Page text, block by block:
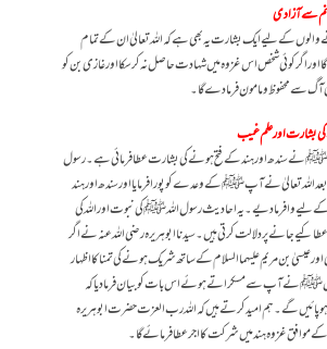
سے آزادی
کے لیے ایک بشارت یہ بھی ہے کہ اللہ تعالیٰ ان کے تمام
اور اگر کوئی شخص اس غزوہ میں شہادت حاصل نہ کر سکا اور غازی بن کو
کی آگ سے محفوظ و مامون فرمادے گا۔
بشارت اور علم غیب
ﷺ نے سندھ اور ہند کے فتح ہونے کی بشارت عطا فرمائی ہے۔ رسول
تعالیٰ نے آپ ﷺ کے وعدے کو پورا فرمایا اور سندھ اور ہند
وا فرما دیے۔ یہ احادیث رسول اللہ ﷺ کی نبوت اور اللہ کی
جانے پر دلالت کرتی ہیں۔ سیدنا ابو ہریرہ رضی اللہ عنہ نے اگر
عیسیٰ بن مریم علیہماالسلام کے ساتھ شریک ہونے کی تمنا کا اظہار
ﷺنے آپ سے مسکراتے ہوئے اس بات کو بیان فرمادیا کہ
پائیں گے۔ ہم امید کرتے ہیں کہ اللہ رب العزت حضرت ابو ہریرہ
موافق غزوہ ہند میں شرکت کا اجر عطا فرمائے گا۔